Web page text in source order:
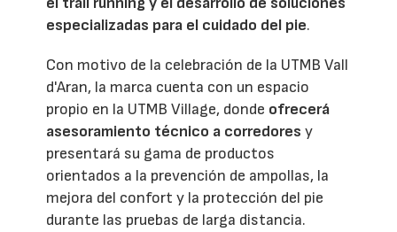
especializadas para el cuidado del pie.
Con motivo de la celebración de la UTMB Vall
d'Aran, la marca cuenta con un espacio
propio en la UTMB Village, donde ofrecerá
asesoramiento técnico a corredores y
presentará su gama de productos
orientados a la prevención de ampollas, la
mejora del confort y la protección del pie
durante las pruebas de larga distancia.